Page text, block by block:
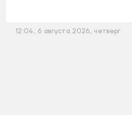
12:04, 6 августа 2026, четверг